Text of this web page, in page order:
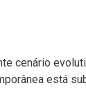
cenário
está